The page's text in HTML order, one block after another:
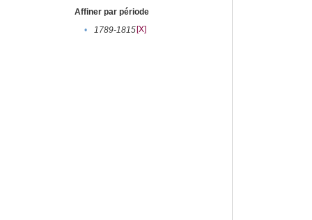
Affiner par période
•
1789-1815[X]